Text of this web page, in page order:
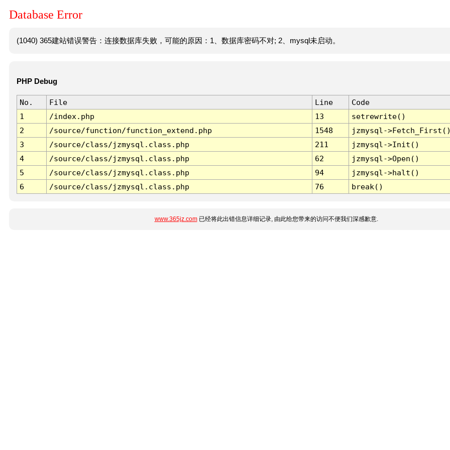
Database Error
(1040) 365建站错误警告：连接数据库失败，可能的原因：1、数据库密码不对; 2、mysql未启动。
PHP Debug
No. File Line
Code
1
/index.php 13
setrewrite()
2
/source/function/function_extend.php 1548
jzmysql-
3
/source/class/jzmysql.class.php 211
jzmysql->Init()
4
/source/class/jzmysql.class.php 62
jzmysql->Open()
5
/source/class/jzmysql.class.php 94
jzmysql->halt()
6
/source/class/jzmysql.class.php 76 break()
www.365jz.com已经将此出错信息详细记录, 由此给您带来的访问不便我们深感歉意.